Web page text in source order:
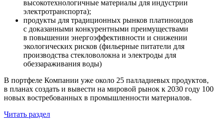
высокотехнологичные материалы для индустрии
электротранспорта);
продукты для традиционных рынков платиноидов
с доказанными конкурентными преимуществами
в повышении энергоэффективности и снижении
экологических рисков (фильерные питатели для
производства стекловолокна и электроды для
обеззараживания воды)
В портфеле Компании уже около 25 палладиевых продуктов,
в планах создать и вывести на мировой рынок к 2030 году 100
новых востребованных в промышленности материалов.
Читать раздел